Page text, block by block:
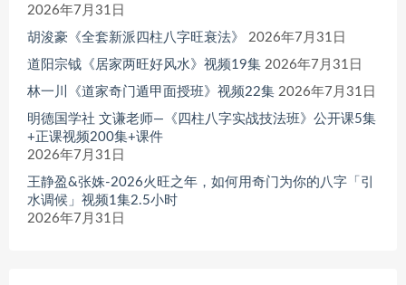
2026年7月31日
胡浚豪《全套新派四柱八字旺衰法》
2026年7月31日
道阳宗钺《居家两旺好风水》视频19集 2026年7月31日
林一川《道家奇门遁甲面授班》视频22集 2026年7月31日
明德国学社 文谦老师—《四柱八字实战技法班》公开课5集
+正课视频200集+课件
2026年7月31日
王静盈&张姝-2026火旺之年，如何用奇门为你的八字「引
水调候」视频1集2.5小时
2026年7月31日